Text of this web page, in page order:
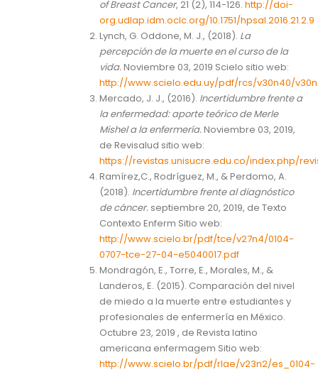
of Breast Cancer, 21 (2), 114-126. http://doi-
org.udlap.idm.oclc.org/10.1751/hpsal.2016.21.2.9
Lynch, G. Oddone, M. J., (2018). La
percepción de la muerte en el curso de la
vida.Noviembre 03, 2019 Scielo sitio web:
http://www.scielo.edu.uy/pdf/rcs/v30n40/
Mercado, J. J., (2016). Incertidumbre frente a
la enfermedad: aporte teórico de Merle
Mishel a la enfermería.Noviembre 03, 2019,
de Revisalud sitio web:
https://revistas.unisucre.edu.co/index.php/
Ramírez,C., Rodríguez, M., & Perdomo, A.
(2018). Incertidumbre frente al diagnóstico
de cáncer.septiembre 20, 2019, de Texto
Contexto Enferm Sitio web:
http://www.scielo.br/pdf/tce/v27n4/0104-
0707-tce-27-04-e5040017.pdf
Mondragón, E., Torre, E., Morales, M., &
Landeros, E. (2015). Comparación del nivel
de miedo a la muerte entre estudiantes y
profesionales de enfermería en México.
Octubre 23, 2019 , de Revista latino
americana enfermagem Sitio web:
http://www.scielo.br/pdf/rlae/v23n2/es_0104-